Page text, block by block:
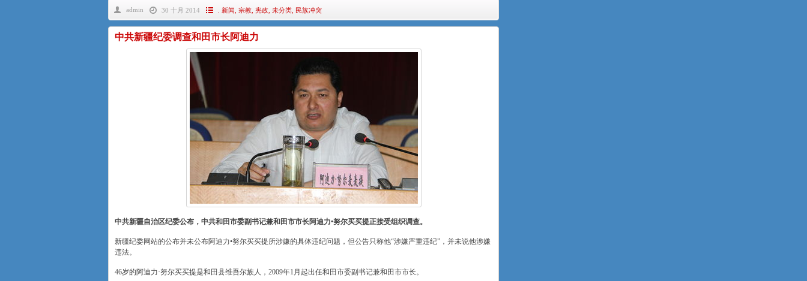
admin 30 十月 2014 . 新闻 宗教, 宪政, 未分类, 民族冲突
中共新疆纪委调查和田市长阿迪力
中共新疆自治区纪委公布，中共和田市委副书记兼和田市市长阿迪力•努尔买买提正接受组织调查。
新疆纪委网站的公布并未公布阿迪力•努尔买买提所涉嫌的具体违纪问题，但公告只称他“涉嫌严重违纪”，并未说他涉嫌
违法。
46岁的阿迪力·努尔买买提是和田县维吾尔族人，2009年1月起出任和田市委副书记兼和田市市长。